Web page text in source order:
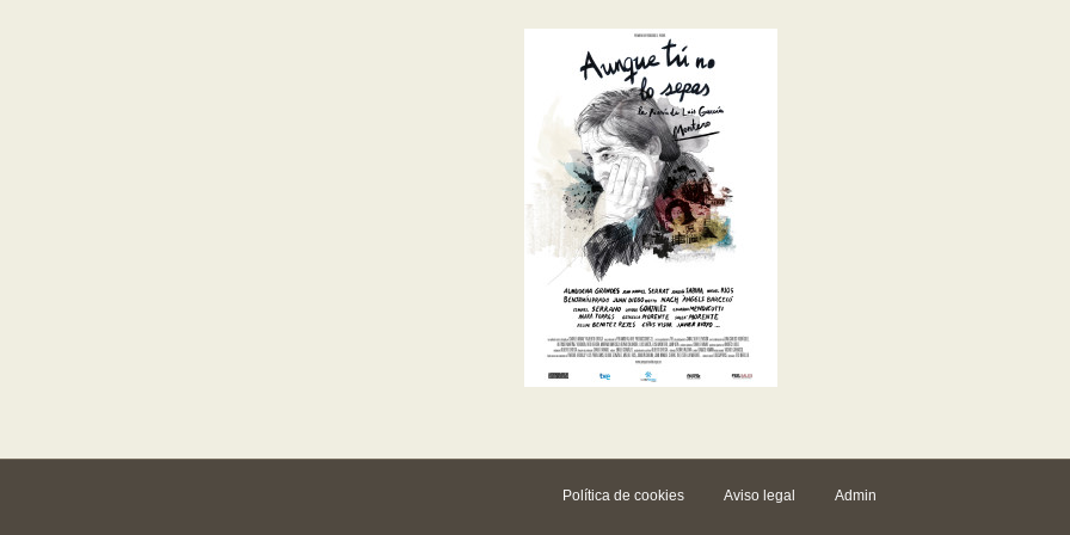
Política de cookies Aviso legal Admin